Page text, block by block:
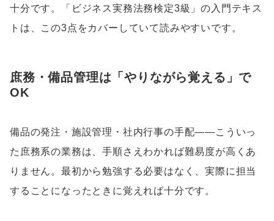
十分です。「ビジネス実務法務検定3級」の入門テキス
トは、この3点をカバーしていて読みやすいです。
庶務・備品管理は「やりながら覚える」で
OK
備品の発注・施設管理・社内行事の手配——こういっ
た庶務系の業務は、手順さえわかれば難易度が高くあ
りません。最初から勉強する必要はなく、実際に担当
することになったときに覚えれば十分です。